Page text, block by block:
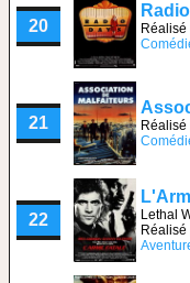
20 Réalisé
21 Réalisé
22
Lethal
Réalisé